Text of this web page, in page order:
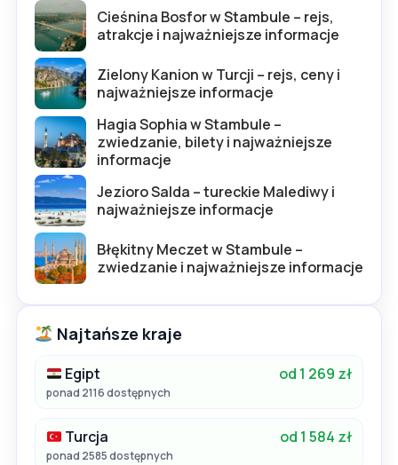
Cieśnina Bosfor w Stambule – rejs,
atrakcje i najważniejsze informacje
Zielony Kanion w Turcji – rejs, ceny i
najważniejsze informacje
Hagia Sophia w Stambule –
zwiedzanie, bilety i najważniejsze
informacje
Jezioro Salda – tureckie Malediwy i
najważniejsze informacje
Błękitny Meczet w Stambule –
zwiedzanie i najważniejsze informacje
Najtańsze kraje
Egipt od 1 269 zł
ponad 2116 dostępnych
Turcja od 1 584 zł
ponad 2585 dostępnych